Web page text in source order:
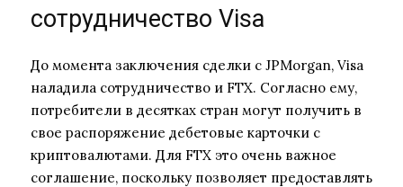
сотрудничество Visa
До момента заключения сделки с JPMorgan, Visa
наладила сотрудничество и FTX. Согласно ему,
потребители в десятках стран могут получить в
свое распоряжение дебетовые карточки с
криптовалютами. Для FTX это очень важное
соглашение, поскольку позволяет предоставлять